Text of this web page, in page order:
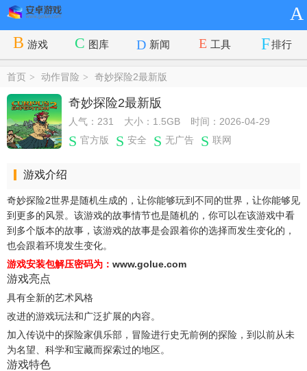
A
游戏 图库 新闻 工具 排行
首页 > 动作冒险 > 奇妙探险2最新版
奇妙探险2最新版
人气：231 大小：1.5GB
时间：2026-04-29
官方版
安全 无广告 联网
游戏介绍
奇妙探险2世界是随机生成的，让你能够玩到不同的世界，让你能够见
到更多的风景。该游戏的故事情节也是随机的，你可以在该游戏中看
到多个版本的故事，该游戏的故事是会跟着你的选择而发生变化的，
也会跟着环境发生变化。
游戏安装包解压密码为： www.golue.com
游戏亮点
具有全新的艺术风格
改进的游戏玩法和广泛扩展的内容。
加入传说中的探险家俱乐部，冒险进行史无前例的探险，到以前从未
为名望、科学和宝藏而探索过的地区。
游戏特色